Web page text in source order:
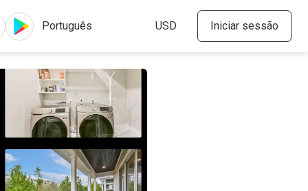
Iniciar sessão